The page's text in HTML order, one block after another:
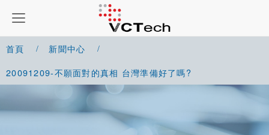
首頁
新聞中心
20091209-不願面對的真相 台灣準備好了嗎?